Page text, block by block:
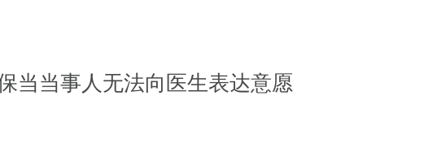
当当事人无法向医生表达意愿